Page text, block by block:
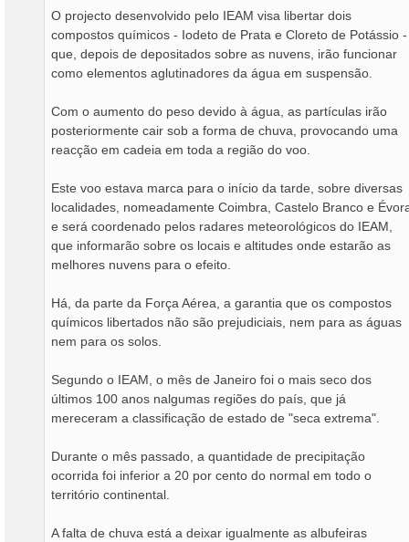
O projecto desenvolvido pelo IEAM visa libertar dois
compostos químicos - Iodeto de Prata e Cloreto de Potássio -
que, depois de depositados sobre as nuvens, irão funcionar
como elementos aglutinadores da água em suspensão.
Com o aumento do peso devido à água, as partículas irão
posteriormente cair sob a forma de chuva, provocando uma
reacção em cadeia em toda a região do voo.
Este voo estava marca para o início da tarde, sobre diversas
localidades, nomeadamente Coimbra, Castelo Branco e
e será coordenado pelos radares meteorológicos do IEAM,
que informarão sobre os locais e altitudes onde estarão as
melhores nuvens para o efeito.
Há, da parte da Força Aérea, a garantia que os compostos
químicos libertados não são prejudiciais, nem para as águas
nem para os solos.
Segundo o IEAM, o mês de Janeiro foi o mais seco dos
últimos 100 anos nalgumas regiões do país, que já
mereceram a classificação de estado de "seca extrema".
Durante o mês passado, a quantidade de precipitação
ocorrida foi inferior a 20 por cento do normal em todo o
território continental.
A falta de chuva está a deixar igualmente as albufeiras